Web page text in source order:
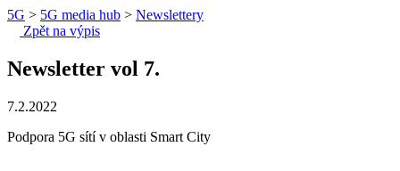
5G > 5G media hub > Newslettery
Zpět na výpis
Newsletter vol 7.
7.2.2022
Podpora 5G sítí v oblasti Smart City